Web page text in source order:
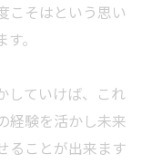
こそはという思い
。
していけば、これ
経験を活かし未来
ることが出来ます